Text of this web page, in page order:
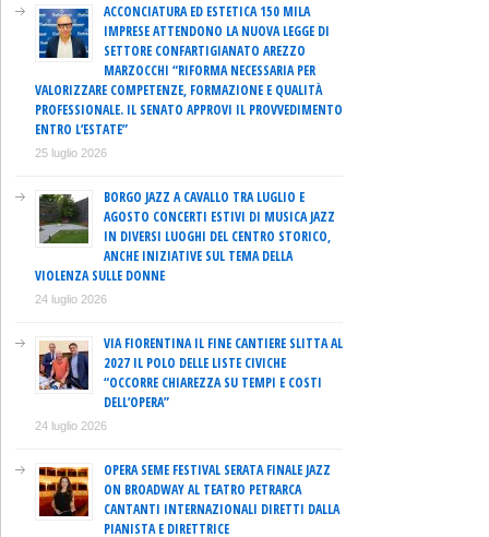
ACCONCIATURA ED ESTETICA 150 MILA
IMPRESE ATTENDONO LA NUOVA LEGGE DI
SETTORE CONFARTIGIANATO AREZZO
MARZOCCHI “RIFORMA NECESSARIA PER
VALORIZZARE COMPETENZE, FORMAZIONE E QUALITÀ
PROFESSIONALE. IL SENATO APPROVI IL PROVVEDIMENTO
ENTRO L’ESTATE”
25 luglio 2026
BORGO JAZZ A CAVALLO TRA LUGLIO E
AGOSTO CONCERTI ESTIVI DI MUSICA JAZZ
IN DIVERSI LUOGHI DEL CENTRO STORICO,
ANCHE INIZIATIVE SUL TEMA DELLA
VIOLENZA SULLE DONNE
24 luglio 2026
VIA FIORENTINA IL FINE CANTIERE SLITTA AL
2027 IL POLO DELLE LISTE CIVICHE
“OCCORRE CHIAREZZA SU TEMPI E COSTI
DELL’OPERA”
24 luglio 2026
OPERA SEME FESTIVAL SERATA FINALE JAZZ
ON BROADWAY AL TEATRO PETRARCA
CANTANTI INTERNAZIONALI DIRETTI DALLA
PIANISTA E DIRETTRICE